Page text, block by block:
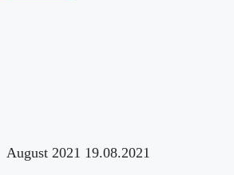
August 2021 19.08.2021